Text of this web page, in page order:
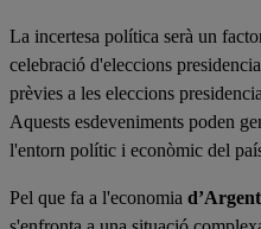
La incertesa política serà un
celebració d'eleccions
prèvies a les eleccions
Aquests esdeveniments poden
l'entorn polític i econòmic del
Pel que fa a l'economia